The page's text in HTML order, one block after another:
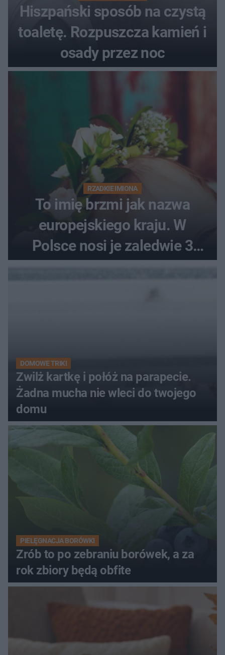
Hiszpański sposób na czystą
toaletę. Rozpuszcza kamień i
osady przez noc
RZADKIE IMIONA
To imię brzmi jak nazwa
europejskiego kraju. W
Polsce nosi je zaledwie 3
kobiety
DOMOWE TRIKI
Zwilż kartkę i połóż na parapecie.
Żadna mucha nie wleci do twojego
domu
PIELĘGNACJA BORÓWKI
Zrób to po zebraniu borówek, a za
rok zbiory będą obfite